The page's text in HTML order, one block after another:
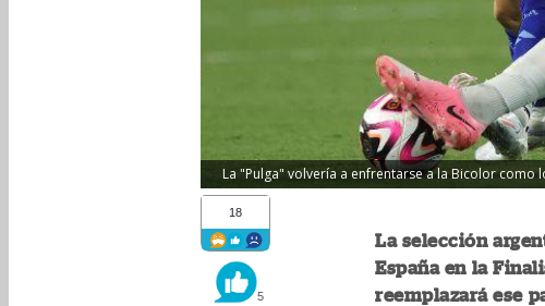
La "Pulga" volvería a enfrentarse a la Bicolor como
18
5
La selección
España en la
reemplazará ese